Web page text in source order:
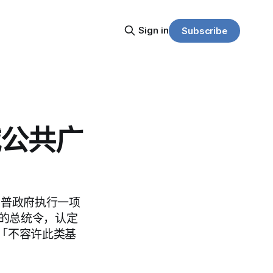
Sign in Subscribe
共广
政府执行一项
总统令，认定
不容许此类基